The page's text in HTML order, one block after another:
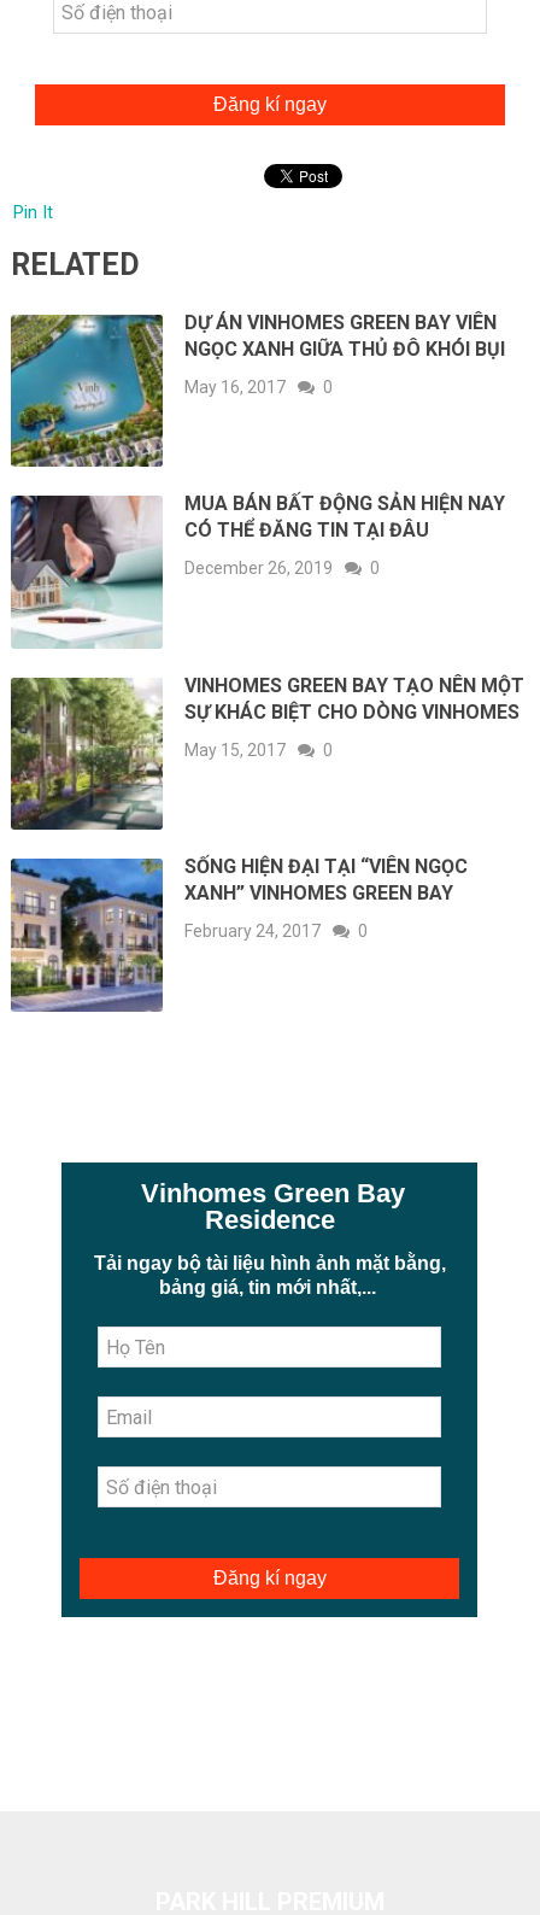
Đăng kí ngay
Pin It
RELATED
DỰ ÁN VINHOMES GREEN BAY VIÊN
NGỌC XANH GIỮA THỦ ĐÔ KHÓI BỤI
May 16, 2017 0
MUA BÁN BẤT ĐỘNG SẢN HIỆN NAY
CÓ THỂ ĐĂNG TIN TẠI ĐÂU
December 26, 2019 0
VINHOMES GREEN BAY TẠO NÊN MỘT
SỰ KHÁC BIỆT CHO DÒNG VINHOMES
May 15, 2017 0
SỐNG HIỆN ĐẠI TẠI “VIÊN NGỌC
XANH” VINHOMES GREEN BAY
February 24, 2017 0
Vinhomes Green Bay
Residence
Tải ngay bộ tài liệu hình ảnh mặt bằng,
bảng giá, tin mới nhất,...
Đăng kí ngay